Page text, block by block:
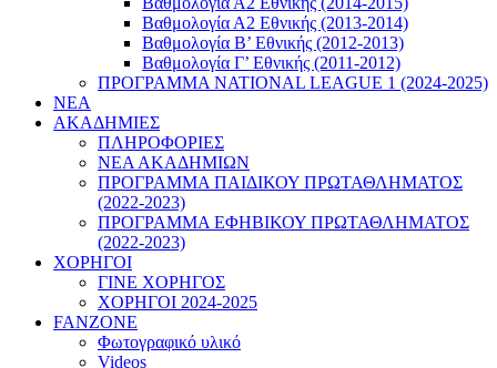
Βαθμολογία Α2 Εθνικής (2013-2014)
Βαθμολογία Β’ Εθνικής (2012-2013)
Βαθμολογία Γ’ Εθνικής (2011-2012)
ΠΡΟΓΡΑΜΜΑ NATIONAL LEAGUE 1 (2024-2025)
ΝΕΑ
ΑΚΑΔΗΜΙΕΣ
ΠΛΗΡΟΦΟΡΙΕΣ
ΝΕΑ ΑΚΑΔΗΜΙΩΝ
ΠΡΟΓΡΑΜΜΑ ΠΑΙΔΙΚΟΥ ΠΡΩΤΑΘΛΗΜΑΤΟΣ
(2022-2023)
ΠΡΟΓΡΑΜΜΑ ΕΦΗΒΙΚΟΥ ΠΡΩΤΑΘΛΗΜΑΤΟΣ
(2022-2023)
ΧΟΡΗΓΟΙ
ΓΙΝΕ ΧΟΡΗΓΟΣ
ΧΟΡΗΓΟΙ 2024-2025
FANZONE
Φωτογραφικό υλικό
Videos